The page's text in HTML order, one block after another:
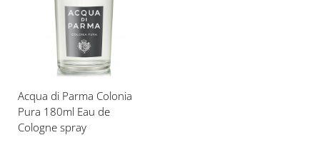
verlanglijst
Acqua di Parma Colonia
Pura 180ml Eau de
Cologne spray